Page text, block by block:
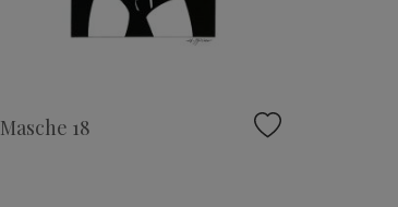
Masche 18